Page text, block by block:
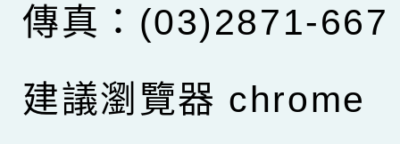
傳真：(03)2871-667
建議瀏覽器 chrome